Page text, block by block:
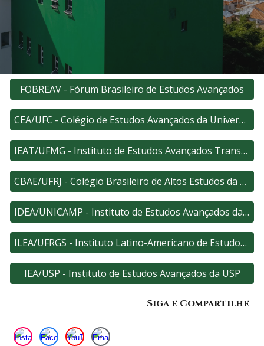
FOBREAV - Fórum Brasileiro de Estudos Avançados
CEA/UFC - Colégio de Estudos Avançados da Universidade Federal do Ceará
IEAT/UFMG - Instituto de Estudos Avançados Transdisciplinares da Universidade Federal de Minas Gerais
CBAE/UFRJ - Colégio Brasileiro de Altos Estudos da UFRJ
IDEA/UNICAMP - Instituto de Estudos Avançados da Unicamp
ILEA/UFRGS - Instituto Latino-Americano de Estudos Avançados da Universidade Federal do Rio Grande do Sul
IEA/USP - Instituto de Estudos Avançados da USP
Siga e Compartilhe